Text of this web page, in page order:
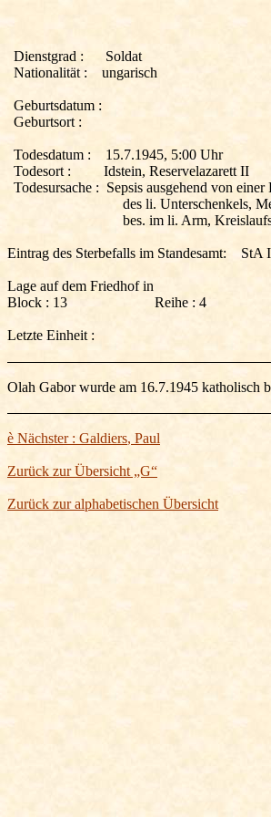
Dienstgrad :
Soldat
Nationalität :
ungarisch
Geburtsdatum :
Geburtsort :
Todesdatum :
15.7.1945, 5:00 Uhr
Todesort :
Idstein, Reservelazarett II
Todesursache : Sepsis ausgehend von einer
des li. Unterschenkels,
bes. im li. Arm,
Eintrag des Sterbefalls im Standesamt: StA
Lage auf dem Friedhof in
Block : 13 Reihe : 4
Letzte Einheit :
Olah Gabor wurde am 16.7.1945 katholisch
è Nächster : Galdiers, Paul
Zurück zur Übersicht „G“
Zurück zur alphabetischen Übersicht